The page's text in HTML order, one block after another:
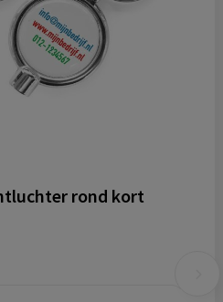
rond kort